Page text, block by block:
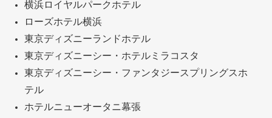
横浜ロイヤルパークホテル
ローズホテル横浜
東京ディズニーランドホテル
東京ディズニーシー・ホテルミラコスタ
東京ディズニーシー・ファンタジースプリングスホ
テル
ホテルニューオータニ幕張